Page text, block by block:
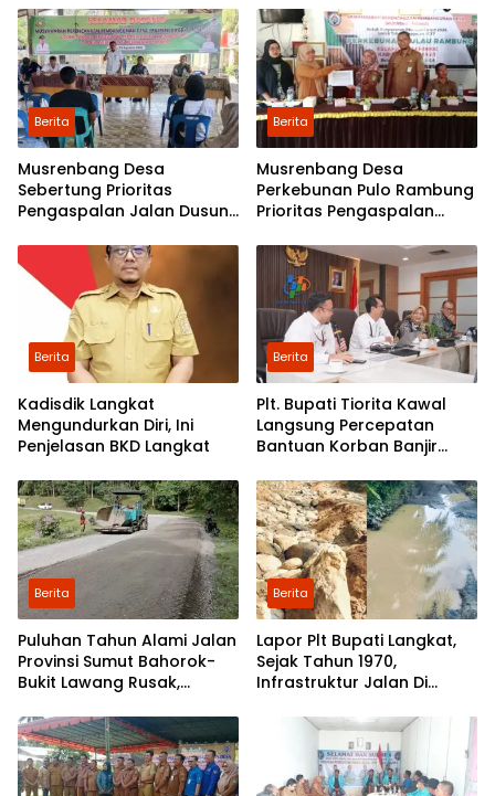
Berita
Musrenbang Desa
Sebertung Prioritas
Pengaspalan Jalan Dusun
Berita
Musrenbang Desa
Perkebunan Pulo Rambung
Prioritas Pengaspalan
Dusun Pondok Boyan
Berita
Kadisdik Langkat
Mengundurkan Diri, Ini
Penjelasan BKD Langkat
Berita
Plt. Bupati Tiorita Kawal
Langsung Percepatan
Bantuan Korban Banjir
Berita
Puluhan Tahun Alami Jalan
Provinsi Sumut Bahorok-
Bukit Lawang Rusak,
Perbaikan
Berita
Lapor Plt Bupati Langkat,
Sejak Tahun 1970,
Infrastruktur Jalan Di
Diperhatikan Pemerintah
Kabupaten Langkat